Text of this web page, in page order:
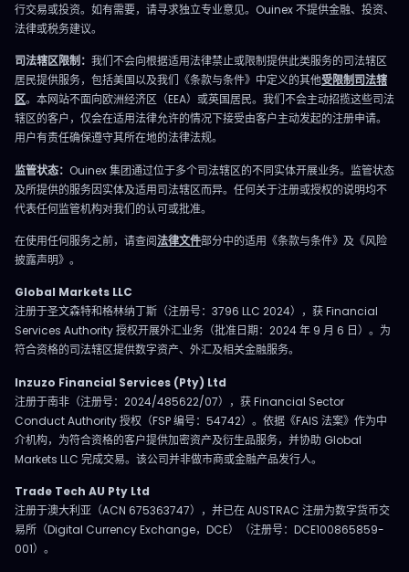
行交易或投资。如有需要，请寻求独立专业意见。Ouinex 不提供金融、投资、
法律或税务建议。
司法辖区限制： 我们不会向根据适用法律禁止或限制提供此类服务的司法辖区
居民提供服务，包括美国以及我们《条款与条件》中定义的其他受限制司法辖
区。本网站不面向欧洲经济区（EEA）或英国居民。我们不会主动招揽这些司法
辖区的客户，仅会在适用法律允许的情况下接受由客户主动发起的注册申请。
用户有责任确保遵守其所在地的法律法规。
监管状态： Ouinex 集团通过位于多个司法辖区的不同实体开展业务。监管状态
及所提供的服务因实体及适用司法辖区而异。任何关于注册或授权的说明均不
代表任何监管机构对我们的认可或批准。
在使用任何服务之前，请查阅法律文件部分中的适用《条款与条件》及《风险
披露声明》。
Global Markets LLC
注册于圣文森特和格林纳丁斯（注册号：3796 LLC 2024），获 Financial
Services Authority 授权开展外汇业务（批准日期：2024 年 9 月 6 日）。为
符合资格的司法辖区提供数字资产、外汇及相关金融服务。
Inzuzo Financial Services (Pty) Ltd
注册于南非（注册号：2024/485622/07），获 Financial Sector
Conduct Authority 授权（FSP 编号：54742）。依据《FAIS 法案》作为中
介机构，为符合资格的客户提供加密资产及衍生品服务，并协助 Global
Markets LLC 完成交易。该公司并非做市商或金融产品发行人。
Trade Tech AU Pty Ltd
注册于澳大利亚（ACN 675363747），并已在 AUSTRAC 注册为数字货币交
易所（Digital Currency Exchange，DCE）（注册号：DCE100865859-
001）。